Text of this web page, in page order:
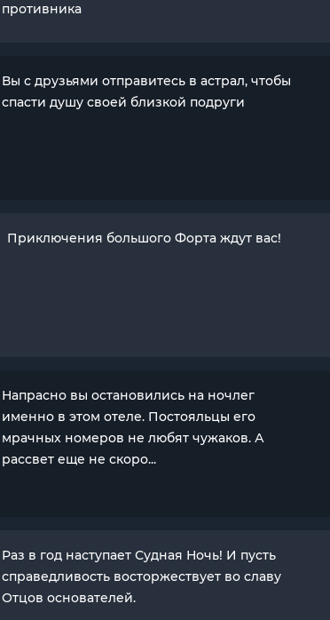
противника
Вы с друзьями отправитесь в астрал, чтобы
спасти душу своей близкой подруги
Приключения большого Форта ждут вас!
Напрасно вы остановились на ночлег
именно в этом отеле. Постояльцы его
мрачных номеров не любят чужаков. А
рассвет еще не скоро...
Раз в год наступает Судная Ночь! И пусть
справедливость восторжествует во славу
Отцов основателей.